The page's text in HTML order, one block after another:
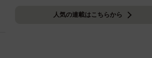
人気の連載はこちらから